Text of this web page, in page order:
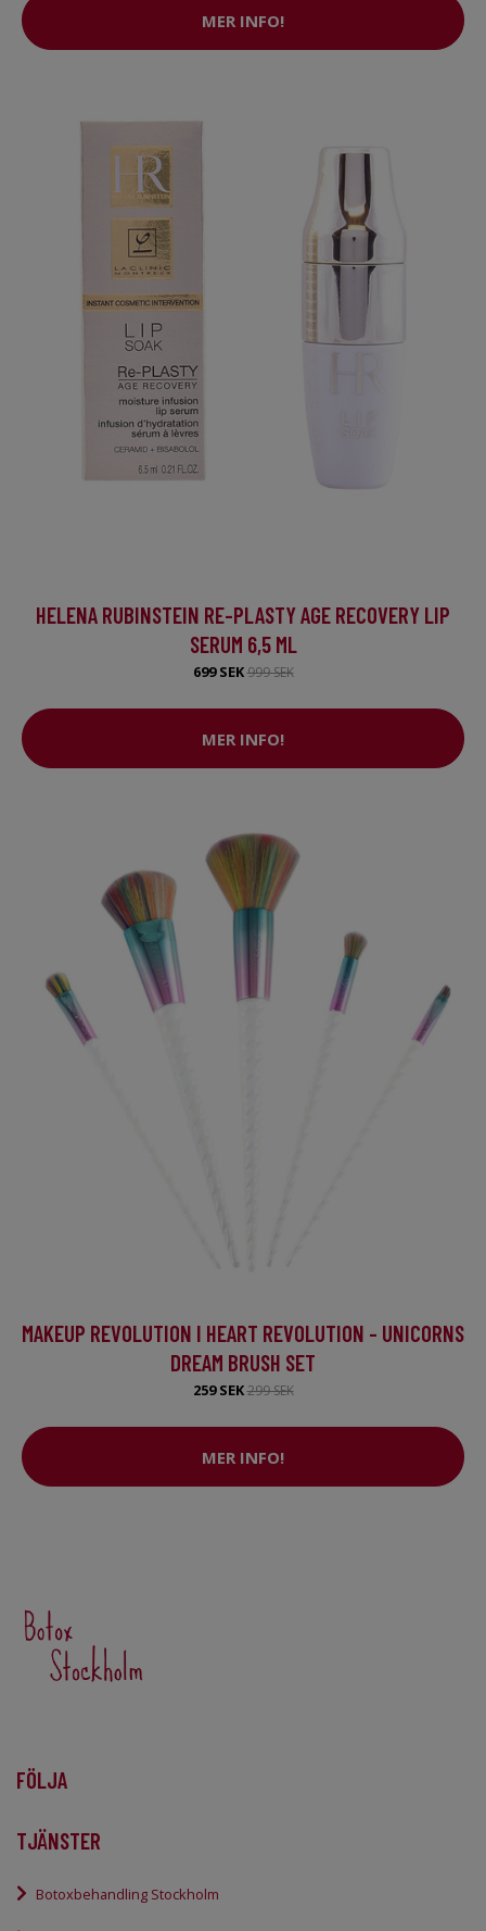
MER INFO!
HELENA RUBINSTEIN RE-PLASTY AGE RECOVERY LIP
SERUM 6,5 ML
699 SEK999 SEK
MER INFO!
MAKEUP REVOLUTION I HEART REVOLUTION - UNICORNS
DREAM BRUSH SET
259 SEK299 SEK
MER INFO!
FÖLJA
TJÄNSTER
Botoxbehandling Stockholm